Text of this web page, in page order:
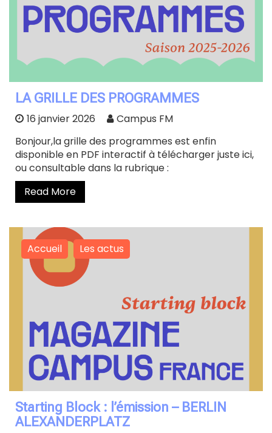
LA GRILLE DES PROGRAMMES
16 janvier 2026
Campus FM
Bonjour,la grille des programmes est enfin
disponible en PDF interactif à télécharger juste ici,
ou consultable dans la rubrique :
Read More
Accueil Les actus
Starting Block : l’émission – BERLIN
ALEXANDERPLATZ